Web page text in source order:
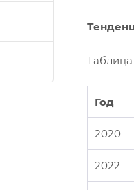
Год
2020
2022